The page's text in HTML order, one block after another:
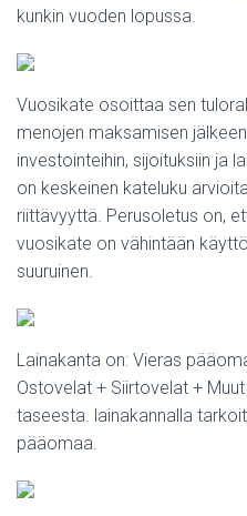
kunkin vuoden lopussa.
Vuosikate osoittaa sen
menojen maksamisen
investointeihin, sijoituksiin ja
on keskeinen kateluku
riittävyyttä. Perusoletus on,
vuosikate on vähintään
suuruinen.
Lainakanta on: Vieras
Ostovelat + Siirtovelat +
taseesta. lainakannalla
pääomaa.